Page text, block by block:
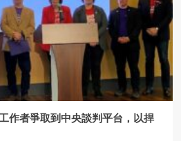
作者爭取到中央談判平台，以捍